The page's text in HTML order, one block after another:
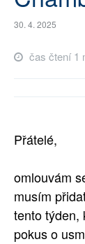
30. 4. 2025
čas čtení 1
Přátelé,
omlouvám
musím
tento týden,
pokus o